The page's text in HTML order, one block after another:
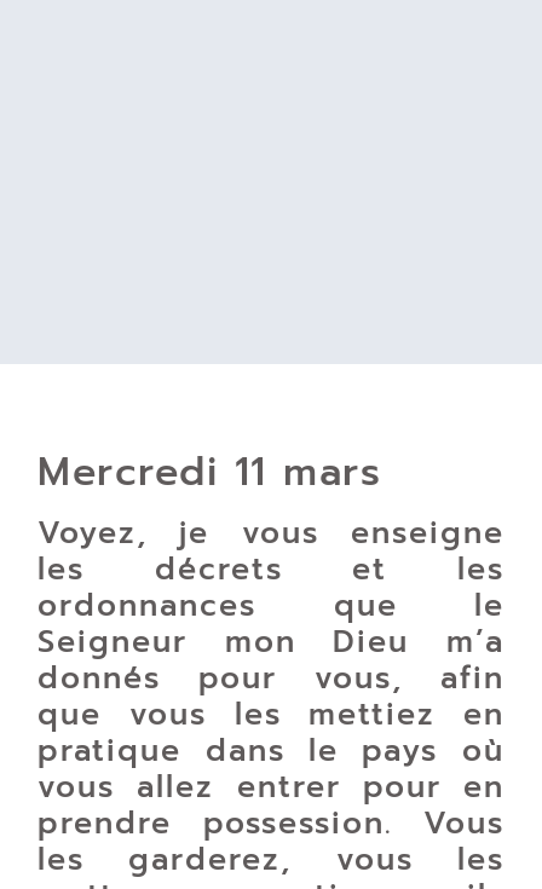
Mercredi 11 mars
Voyez, je vous enseigne
les décrets et les
ordonnances que le
Seigneur mon Dieu m’a
donnés pour vous, afin
que vous les mettiez en
pratique dans le pays où
vous allez entrer pour en
prendre possession. Vous
les garderez, vous les